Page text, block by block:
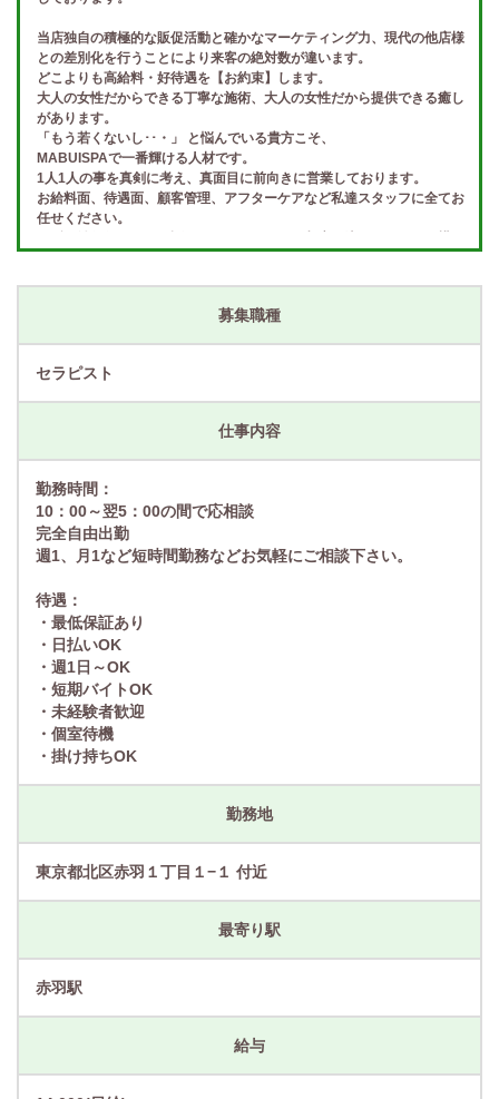
当店独自の積極的な販促活動と確かなマーケティング力、現代の他店様
との差別化を行うことにより来客の絶対数が違います。
どこよりも高給料・好待遇を【お約束】します。
大人の女性だからできる丁寧な施術、大人の女性だから提供できる癒し
があります。
「もう若くないし･･・」 と悩んでいる貴方こそ、
MABUISPAで一番輝ける人材です。
1人1人の事を真剣に考え、真面目に前向きに営業しております。
お給料面、待遇面、顧客管理、アフターケアなど私達スタッフに全てお
任せください。
募集職種
セラピスト
仕事内容
勤務時間：
10：00～翌5：00の間で応相談
完全自由出勤
週1、月1など短時間勤務などお気軽にご相談下さい。
待遇：
・最低保証あり
・日払いOK
・週1日～OK
・短期バイトOK
・未経験者歓迎
・個室待機
・掛け持ちOK
勤務地
東京都北区赤羽１丁目１−１ 付近
最寄り駅
赤羽駅
給与